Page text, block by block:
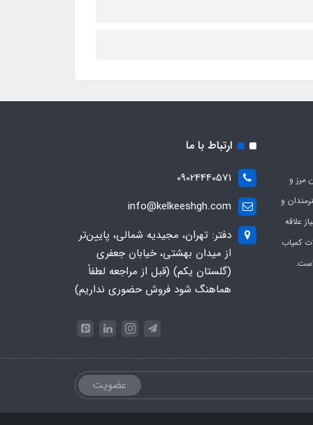
مرز و
هنرمندان و
علاقه
کمیاب
ارتباط با ما
09024440571
info@kelkeeshgh.com
دفتر: تهران، مجیدیه شمالی، پایین‌تر
از میدان بهشتی، خیابان جعفری
(گلستان یکم) (قبل از مراجعه لطفاً
هماهنگ شود فروش حضوری نداریم)
عضویت